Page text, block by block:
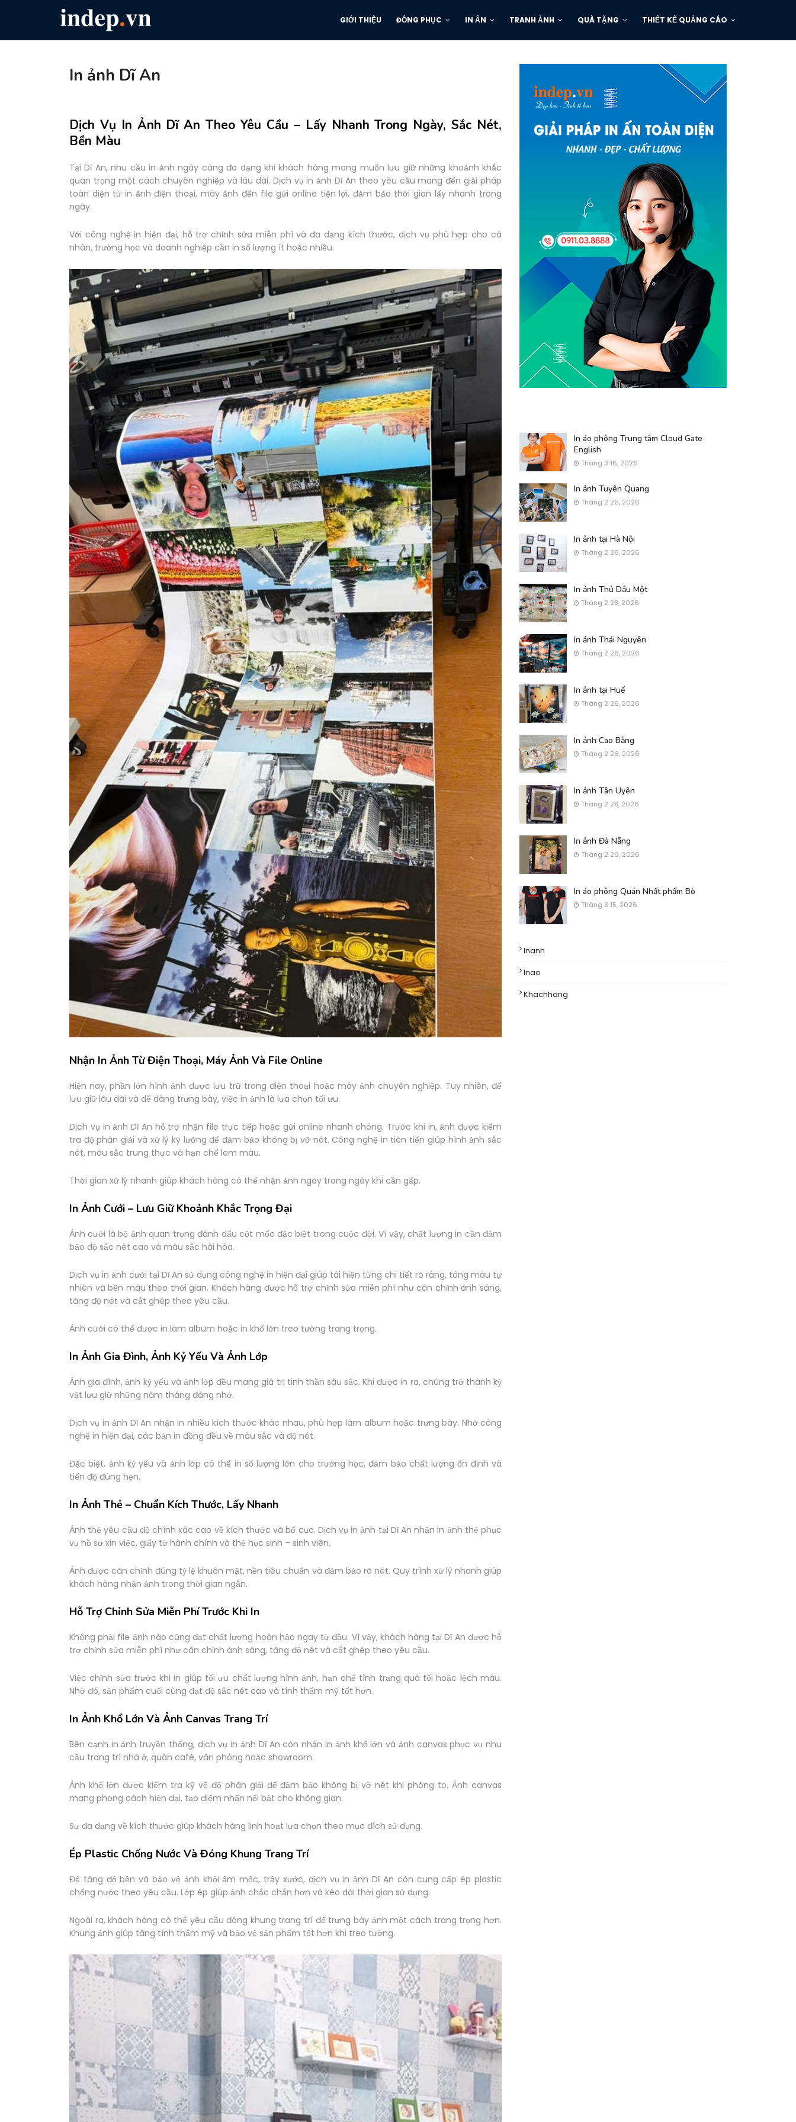
GIỚI THIỆU ĐỒNG PHỤC IN ẤN TRANH ẢNH QUÀ TẶNG THIẾT KẾ QUẢNG CÁO
In ảnh Dĩ An
Dịch Vụ In Ảnh Dĩ An Theo Yêu Cầu – Lấy Nhanh Trong Ngày, Sắc Nét,
Bền Màu
Tại Dĩ An, nhu cầu in ảnh ngày càng đa dạng khi khách hàng mong muốn lưu giữ những khoảnh khắc
quan trọng một cách chuyên nghiệp và lâu dài. Dịch vụ in ảnh Dĩ An theo yêu cầu mang đến giải pháp
toàn diện từ in ảnh điện thoại, máy ảnh đến file gửi online tiện lợi, đảm bảo thời gian lấy nhanh trong
ngày.
Với công nghệ in hiện đại, hỗ trợ chỉnh sửa miễn phí và đa dạng kích thước, dịch vụ phù hợp cho cá
nhân, trường học và doanh nghiệp cần in số lượng ít hoặc nhiều.
Nhận In Ảnh Từ Điện Thoại, Máy Ảnh Và File Online
Hiện nay, phần lớn hình ảnh được lưu trữ trong điện thoại hoặc máy ảnh chuyên nghiệp. Tuy nhiên, để
lưu giữ lâu dài và dễ dàng trưng bày, việc in ảnh là lựa chọn tối ưu.
Dịch vụ in ảnh Dĩ An hỗ trợ nhận file trực tiếp hoặc gửi online nhanh chóng. Trước khi in, ảnh được kiểm
tra độ phân giải và xử lý kỹ lưỡng để đảm bảo không bị vỡ nét. Công nghệ in tiên tiến giúp hình ảnh sắc
nét, màu sắc trung thực và hạn chế lem màu.
Thời gian xử lý nhanh giúp khách hàng có thể nhận ảnh ngay trong ngày khi cần gấp.
In Ảnh Cưới – Lưu Giữ Khoảnh Khắc Trọng Đại
Ảnh cưới là bộ ảnh quan trọng đánh dấu cột mốc đặc biệt trong cuộc đời. Vì vậy, chất lượng in cần đảm
bảo độ sắc nét cao và màu sắc hài hòa.
Dịch vụ in ảnh cưới tại Dĩ An sử dụng công nghệ in hiện đại giúp tái hiện từng chi tiết rõ ràng, tông màu tự
nhiên và bền màu theo thời gian. Khách hàng được hỗ trợ chỉnh sửa miễn phí như cân chỉnh ánh sáng,
tăng độ nét và cắt ghép theo yêu cầu.
Ảnh cưới có thể được in làm album hoặc in khổ lớn treo tường trang trọng.
In Ảnh Gia Đình, Ảnh Kỷ Yếu Và Ảnh Lớp
Ảnh gia đình, ảnh kỷ yếu và ảnh lớp đều mang giá trị tinh thần sâu sắc. Khi được in ra, chúng trở thành kỷ
vật lưu giữ những năm tháng đáng nhớ.
Dịch vụ in ảnh Dĩ An nhận in nhiều kích thước khác nhau, phù hợp làm album hoặc trưng bày. Nhờ công
nghệ in hiện đại, các bản in đồng đều về màu sắc và độ nét.
Đặc biệt, ảnh kỷ yếu và ảnh lớp có thể in số lượng lớn cho trường học, đảm bảo chất lượng ổn định và
tiến độ đúng hẹn.
In Ảnh Thẻ – Chuẩn Kích Thước, Lấy Nhanh
Ảnh thẻ yêu cầu độ chính xác cao về kích thước và bố cục. Dịch vụ in ảnh tại Dĩ An nhận in ảnh thẻ phục
vụ hồ sơ xin việc, giấy tờ hành chính và thẻ học sinh – sinh viên.
Ảnh được căn chỉnh đúng tỷ lệ khuôn mặt, nền tiêu chuẩn và đảm bảo rõ nét. Quy trình xử lý nhanh giúp
khách hàng nhận ảnh trong thời gian ngắn.
Hỗ Trợ Chỉnh Sửa Miễn Phí Trước Khi In
Không phải file ảnh nào cũng đạt chất lượng hoàn hảo ngay từ đầu. Vì vậy, khách hàng tại Dĩ An được hỗ
trợ chỉnh sửa miễn phí như cân chỉnh ánh sáng, tăng độ nét và cắt ghép theo yêu cầu.
Việc chỉnh sửa trước khi in giúp tối ưu chất lượng hình ảnh, hạn chế tình trạng quá tối hoặc lệch màu.
Nhờ đó, sản phẩm cuối cùng đạt độ sắc nét cao và tính thẩm mỹ tốt hơn.
In Ảnh Khổ Lớn Và Ảnh Canvas Trang Trí
Bên cạnh in ảnh truyền thống, dịch vụ in ảnh Dĩ An còn nhận in ảnh khổ lớn và ảnh canvas phục vụ nhu
cầu trang trí nhà ở, quán café, văn phòng hoặc showroom.
Ảnh khổ lớn được kiểm tra kỹ về độ phân giải để đảm bảo không bị vỡ nét khi phóng to. Ảnh canvas
mang phong cách hiện đại, tạo điểm nhấn nổi bật cho không gian.
Sự đa dạng về kích thước giúp khách hàng linh hoạt lựa chọn theo mục đích sử dụng.
Ép Plastic Chống Nước Và Đóng Khung Trang Trí
Để tăng độ bền và bảo vệ ảnh khỏi ẩm mốc, trầy xước, dịch vụ in ảnh Dĩ An còn cung cấp ép plastic
chống nước theo yêu cầu. Lớp ép giúp ảnh chắc chắn hơn và kéo dài thời gian sử dụng.
Ngoài ra, khách hàng có thể yêu cầu đóng khung trang trí để trưng bày ảnh một cách trang trọng hơn.
Khung ảnh giúp tăng tính thẩm mỹ và bảo vệ sản phẩm tốt hơn khi treo tường.
In áo phông Trung tâm Cloud Gate
English
Tháng 3 16, 2026
In ảnh Tuyên Quang
Tháng 2 26, 2026
In ảnh tại Hà Nội
Tháng 2 26, 2026
In ảnh Thủ Dầu Một
Tháng 2 28, 2026
In ảnh Thái Nguyên
Tháng 2 26, 2026
In ảnh tại Huế
Tháng 2 26, 2026
In ảnh Cao Bằng
Tháng 2 26, 2026
In ảnh Tân Uyên
Tháng 2 28, 2026
In ảnh Đà Nẵng
Tháng 2 26, 2026
In áo phông Quán Nhất phẩm Bò
Tháng 3 15, 2026
Inanh
Inao
Khachhang